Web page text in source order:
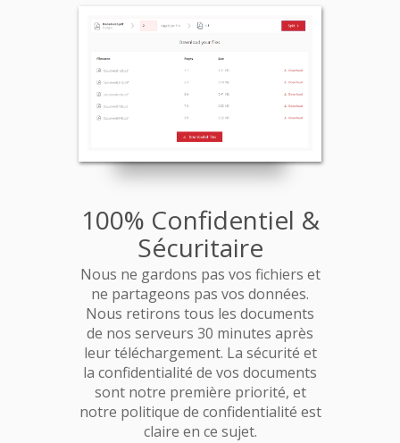
100% Confidentiel &
Sécuritaire
Nous ne gardons pas vos fichiers et
ne partageons pas vos données.
Nous retirons tous les documents
de nos serveurs 30 minutes après
leur téléchargement. La sécurité et
la confidentialité de vos documents
sont notre première priorité, et
notre politique de confidentialité est
claire en ce sujet.